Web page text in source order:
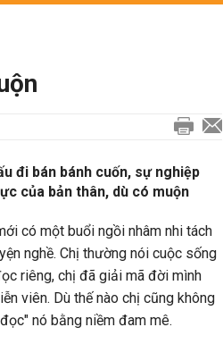
đi bán bánh cuốn, sự nghiệp
của bản thân, dù có muộn
có một buổi ngồi nhâm nhi tách
nghề. Chị thường nói cuộc sống
riêng, chị đã giải mã đời mình
viên. Dù thế nào chị cũng không
nó bằng niềm đam mê.